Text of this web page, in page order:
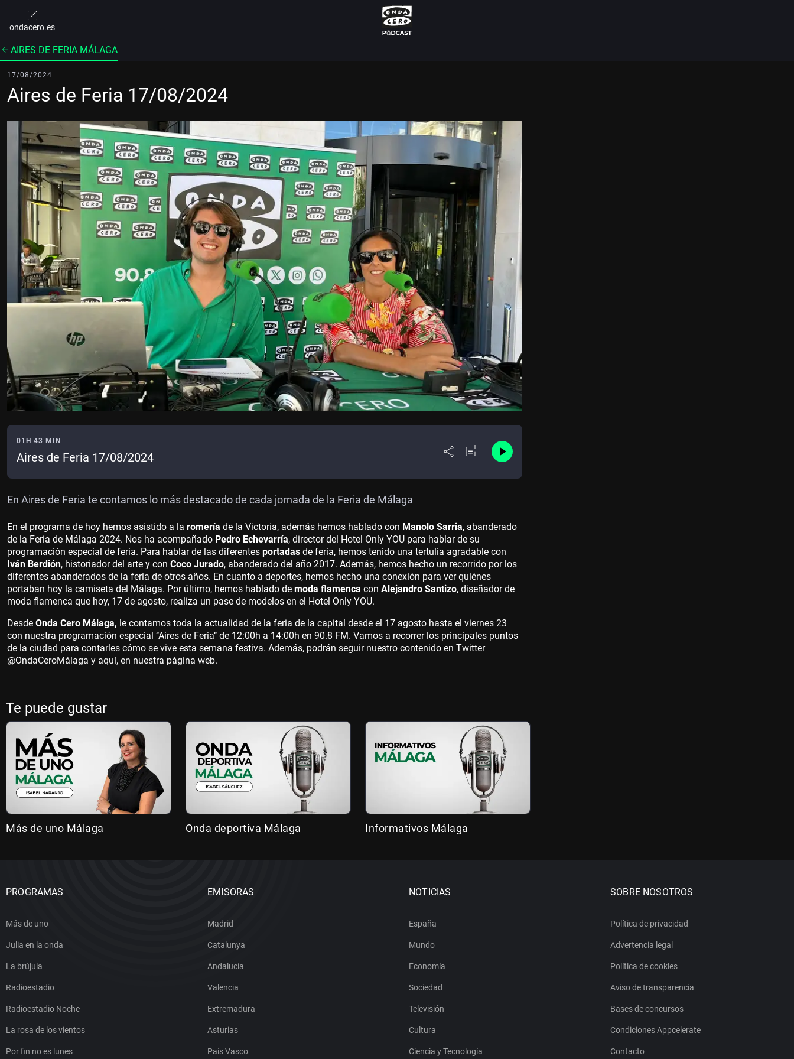
ondacero.es
AIRES DE FERIA MÁLAGA
17/08/2024
Aires de Feria 17/08/2024
01H 43 MIN
Aires de Feria 17/08/2024
En Aires de Feria te contamos lo más destacado de cada jornada de la Feria de Málaga
En el programa de hoy hemos asistido a la romería de la Victoria, además hemos hablado con Manolo Sarria, abanderado
de la Feria de Málaga 2024. Nos ha acompañado Pedro Echevarría, director del Hotel Only YOU para hablar de su
programación especial de feria. Para hablar de las diferentes portadas de feria, hemos tenido una tertulia agradable con
Iván Berdión, historiador del arte y con Coco Jurado, abanderado del año 2017. Además, hemos hecho un recorrido por los
diferentes abanderados de la feria de otros años. En cuanto a deportes, hemos hecho una conexión para ver quiénes
portaban hoy la camiseta del Málaga. Por último, hemos hablado de moda flamenca con Alejandro Santizo, diseñador de
moda flamenca que hoy, 17 de agosto, realiza un pase de modelos en el Hotel Only YOU.
Desde Onda Cero Málaga, le contamos toda la actualidad de la feria de la capital desde el 17 agosto hasta el viernes 23
con nuestra programación especial ‘‘Aires de Feria’’ de 12:00h a 14:00h en 90.8 FM. Vamos a recorrer los principales puntos
de la ciudad para contarles cómo se vive esta semana festiva. Además, podrán seguir nuestro contenido en Twitter
@OndaCeroMálaga y aquí, en nuestra página web.
Te puede gustar
Más de uno Málaga Onda deportiva Málaga Informativos Málaga
PROGRAMAS
Más de uno
Julia en la onda
La brújula
Radioestadio
Radioestadio Noche
La rosa de los vientos
Por fin no es lunes
EMISORAS
Madrid
Catalunya
Andalucía
Valencia
Extremadura
Asturias
País Vasco
NOTICIAS
España
Mundo
Economía
Sociedad
Televisión
Cultura
Ciencia y Tecnología
SOBRE NOSOTROS
Política de privacidad
Advertencia legal
Política de cookies
Aviso de transparencia
Bases de concursos
Condiciones Appcelerate
Contacto